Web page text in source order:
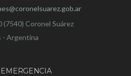
(7540) Coronel Suárez
- Argentina